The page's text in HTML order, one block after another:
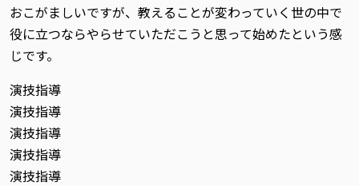
おこがましいですが、教えることが変わっていく世の中で
役に立つならやらせていただこうと思って始めたという感
じです。
演技指導
演技指導
演技指導
演技指導
演技指導